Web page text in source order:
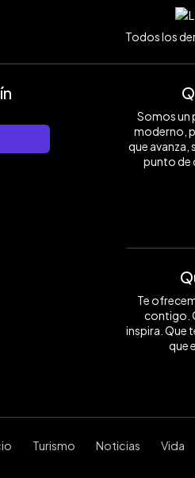
Todos los
Somos un
moderno,
que avanza,
punto de
Te
contigo.
inspira. Que
que
Turismo Noticias Vida